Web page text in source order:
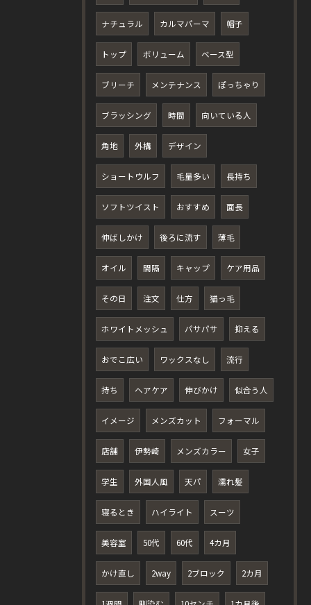
ナチュラル カルマパーマ 帽子
トップ ボリューム ベース型
ブリーチ メンテナンス ぽっちゃり
ブラッシング 時間 向いている人
角地 外構 デザイン
ショートウルフ 毛量多い 長持ち
ソフトツイスト おすすめ 面長
伸ばしかけ 後ろに流す 薄毛
オイル 間隔 キャップ ケア用品
その日 注文 仕方 猫っ毛
ホワイトメッシュ パサパサ 抑える
おでこ広い ワックスなし 流行
持ち ヘアケア 伸びかけ 似合う人
イメージ メンズカット フォーマル
店舗 伊勢崎 メンズカラー 女子
学生 外国人風 天パ 濡れ髪
寝るとき ハイライト スーツ
美容室 50代 60代 4カ月
かけ直し 2way 2ブロック 2カ月